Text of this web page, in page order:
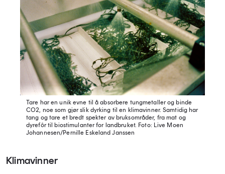
Tare har en unik evne til å absorbere tungmetaller og binde
CO2, noe som gjør slik dyrking til en klimavinner. Samtidig har
tang og tare et bredt spekter av bruksområder, fra mat og
dyrefôr til biostimulanter for landbruket. Foto: Live Moen
Johannesen/Pernille Eskeland Janssen
Klimavinner